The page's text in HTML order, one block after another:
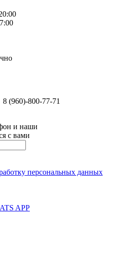
8 (960)-800-77-71
и наши
с вами
персональных данных
APP